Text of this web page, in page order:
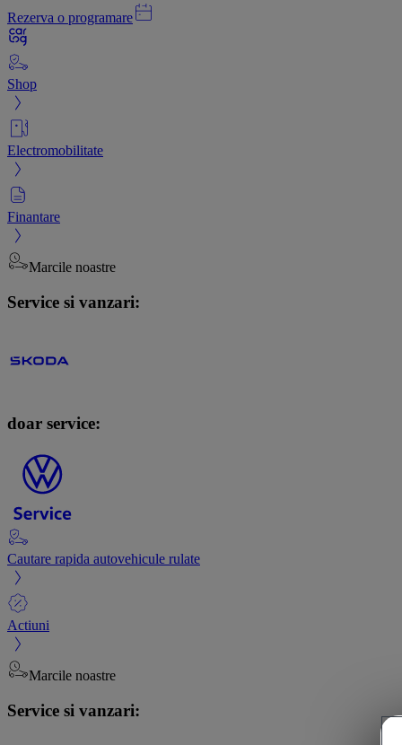
Rezerva o programare
Shop
Electromobilitate
Finantare
Marcile noastre
Service si vanzari:
doar service:
Cautare rapida autovehicule rulate
Actiuni
Marcile noastre
Service si vanzari: